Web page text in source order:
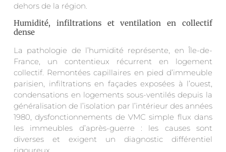
dehors de la région.
Humidité, infiltrations et ventilation en collectif
dense
La pathologie de l’humidité représente, en Île-de-
France, un contentieux récurrent en logement
collectif. Remontées capillaires en pied d’immeuble
parisien, infiltrations en façades exposées à l’ouest,
condensations en logements sous-ventilés depuis la
généralisation de l’isolation par l’intérieur des années
1980, dysfonctionnements de VMC simple flux dans
les immeubles d’après-guerre : les causes sont
diverses et exigent un diagnostic différentiel